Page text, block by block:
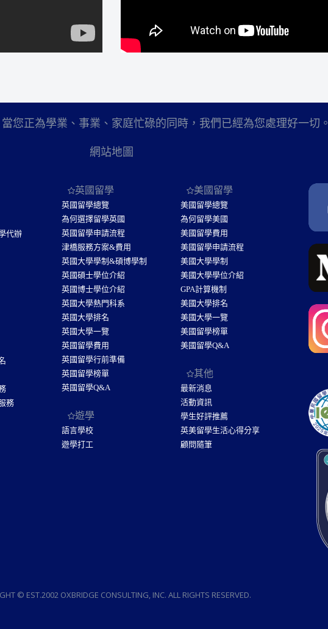
您正為學業、事業、家庭忙碌的同時，我們已經為您處理好一切。
代辦
務
網站地圖
英國留學
英國留學總覽
為何選擇留學英國
英國留學申請流程
津橋服務方案&費用
英國大學學制&碩博學制
英國碩士學位介紹
英國博士學位介紹
英國大學熱門科系
英國大學排名
英國大學一覽
英國留學費用
英國留學行前準備
英國留學榜單
英國留學Q&A
遊學
語言學校
遊學打工
美國留學
美國留學總覽
為何留學美國
美國留學費用
美國留學申請流程
美國大學學制
美國大學學位介紹
GPA計算機制
美國大學排名
美國大學一覽
美國留學榜單
美國留學Q&A
其他
最新消息
活動資訊
學生好評推薦
英美留學生活心得分享
顧問隨筆
© EST.2002 OXBRIDGE CONSULTING, INC. ALL RIGHTS RESERVED.